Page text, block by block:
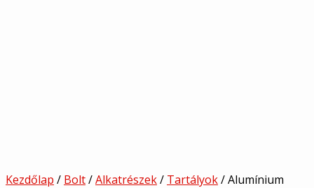
Kezdőlap / Bolt/Alkatrészek/ Tartályok/ Alumínium